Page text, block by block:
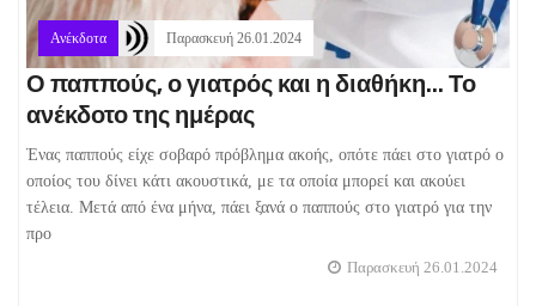
Ανέκδοτα Παρασκευή 26.01.2024
Ο παππούς, ο γιατρός και η διαθήκη... Το
ανέκδοτο της ημέρας
Ένας παππούς είχε σοβαρό πρόβλημα ακοής, οπότε πάει στο γιατρό ο
οποίος του δίνει κάτι ακουστικά, με τα οποία μπορεί και ακούει
τέλεια. Μετά από ένα μήνα, πάει ξανά ο παππούς στο γιατρό για την
προ
Παρασκευή 26.01.2024